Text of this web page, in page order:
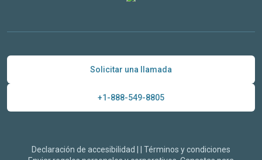
Solicitar una llamada
+1-888-549-8805
Declaración de accesibilidad
Términos y condiciones